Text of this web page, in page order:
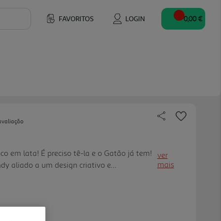
FAVORITOS LOGIN 0,00 €
em lata! É preciso tê-la e o Gatão já tem!
aliado a um design criativo e
e fresca, tal e qual o perfil do vinho, a
ver
mais